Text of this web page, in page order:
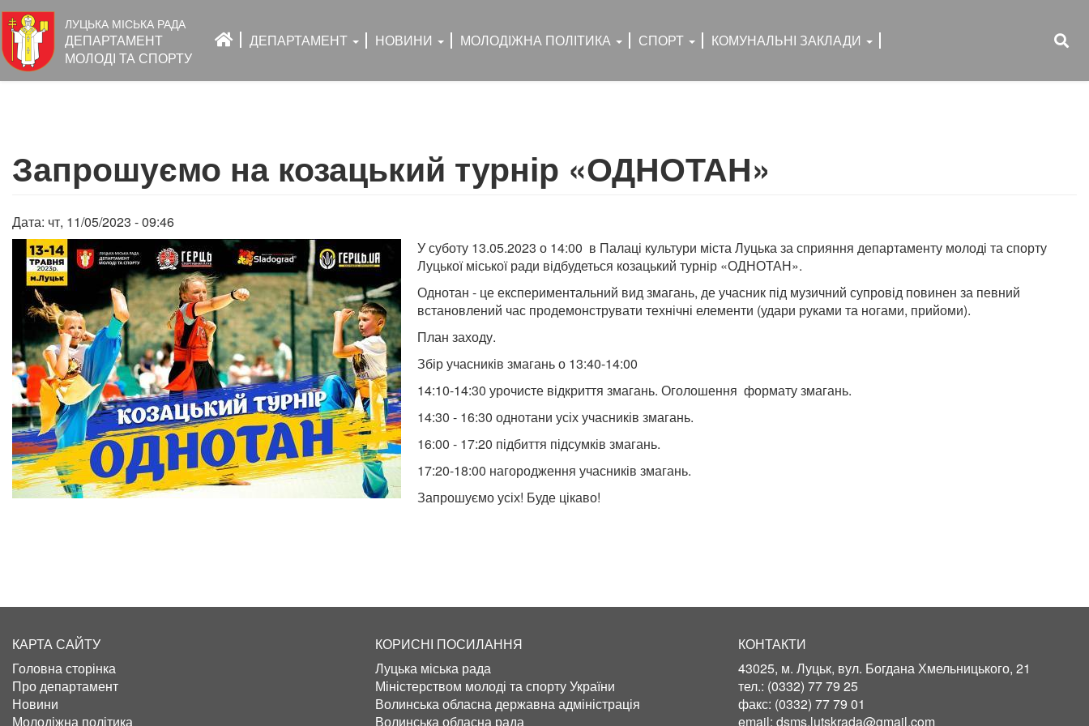
основного
вмісту
ЛУЦЬКА МІСЬКА РАДА
ДЕПАРТАМЕНТ
МОЛОДІ ТА СПОРТУ
навіґація
ДЕПАРТАМЕНТ НОВИНИ МОЛОДІЖНА ПОЛІТИКА СПОРТ КОМУНАЛЬНІ ЗАКЛАДИ
Запрошуємо на козацький турнір «ОДНОТАН»
Дата: чт, 11/05/2023 - 09:46
У суботу 13.05.2023 о 14:00 в Палаці культури міста Луцька за сприяння департаменту молоді та спорту
Луцької міської ради відбудеться козацький турнір «ОДНОТАН».
Однотан - це експериментальний вид змагань, де учасник під музичний супровід повинен за певний
встановлений час продемонструвати технічні елементи (удари руками та ногами, прийоми).
План заходу.
Збір учасників змагань о 13:40-14:00
14:10-14:30 урочисте відкриття змагань. Оголошення формату змагань.
14:30 - 16:30 однотани усіх учасників змагань.
16:00 - 17:20 підбиття підсумків змагань.
17:20-18:00 нагородження учасників змагань.
Запрошуємо усіх! Буде цікаво!
КАРТА САЙТУ
Головна сторінка
Про департамент
Новини
Молодіжна політика
КОРИСНІ ПОСИЛАННЯ
Луцька міська рада
Міністерством молоді та спорту України
Волинська обласна державна адміністрація
Волинська обласна рада
КОНТАКТИ
43025, м. Луцьк, вул. Богдана Хмельницького, 21
тел.: (0332) 77 79 25
факс: (0332) 77 79 01
email: dsms.lutskrada@gmail.com